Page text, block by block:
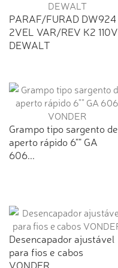
PARAF/FURAD DW924
2VEL VAR/REV K2 110V
DEWALT
Grampo tipo sargento de
aperto rápido 6"" GA
606...
Desencapador ajustável
para fios e cabos
VONDER